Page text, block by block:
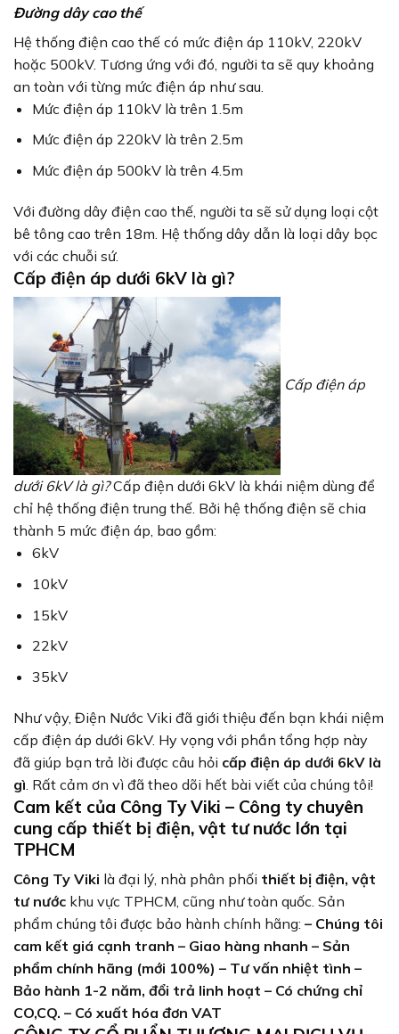
Đường dây cao thế
Hệ thống điện cao thế có mức điện áp 110kV, 220kV
hoặc 500kV. Tương ứng với đó, người ta sẽ quy khoảng
an toàn với từng mức điện áp như sau.
Mức điện áp 110kV là trên 1.5m
Mức điện áp 220kV là trên 2.5m
Mức điện áp 500kV là trên 4.5m
Với đường dây điện cao thế, người ta sẽ sử dụng loại cột
bê tông cao trên 18m. Hệ thống dây dẫn là loại dây bọc
với các chuỗi sứ.
Cấp điện áp dưới 6kV là gì?
Cấp điện áp
dưới 6kV là gì?Cấp điện dưới 6kV là khái niệm dùng để
chỉ hệ thống điện trung thế. Bởi hệ thống điện sẽ chia
thành 5 mức điện áp, bao gồm:
6kV
10kV
15kV
22kV
35kV
Như vậy, Điện Nước Viki đã giới thiệu đến bạn khái niệm
cấp điện áp dưới 6kV. Hy vọng với phần tổng hợp này
đã giúp bạn trả lời được câu hỏi cấp điện áp dưới 6kV là
gì . Rất cảm ơn vì đã theo dõi hết bài viết của chúng tôi!
Cam kết của Công Ty Viki – Công ty chuyên
cung cấp thiết bị điện, vật tư nước lớn tại
TPHCM
Công Ty Viki là đại lý, nhà phân phối thiết bị điện, vật
tư nước khu vực TPHCM, cũng như toàn quốc. Sản
phẩm chúng tôi được bảo hành chính hãng: – Chúng tôi
cam kết giá cạnh tranh – Giao hàng nhanh – Sản
phẩm chính hãng (mới 100%) – Tư vấn nhiệt tình –
Bảo hành 1-2 năm, đổi trả linh hoạt – Có chứng chỉ
CO,CQ. – Có xuất hóa đơn VAT